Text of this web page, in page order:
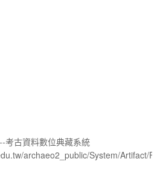
考古資料數位典藏系統
archaeo2_public/System/Artifact/